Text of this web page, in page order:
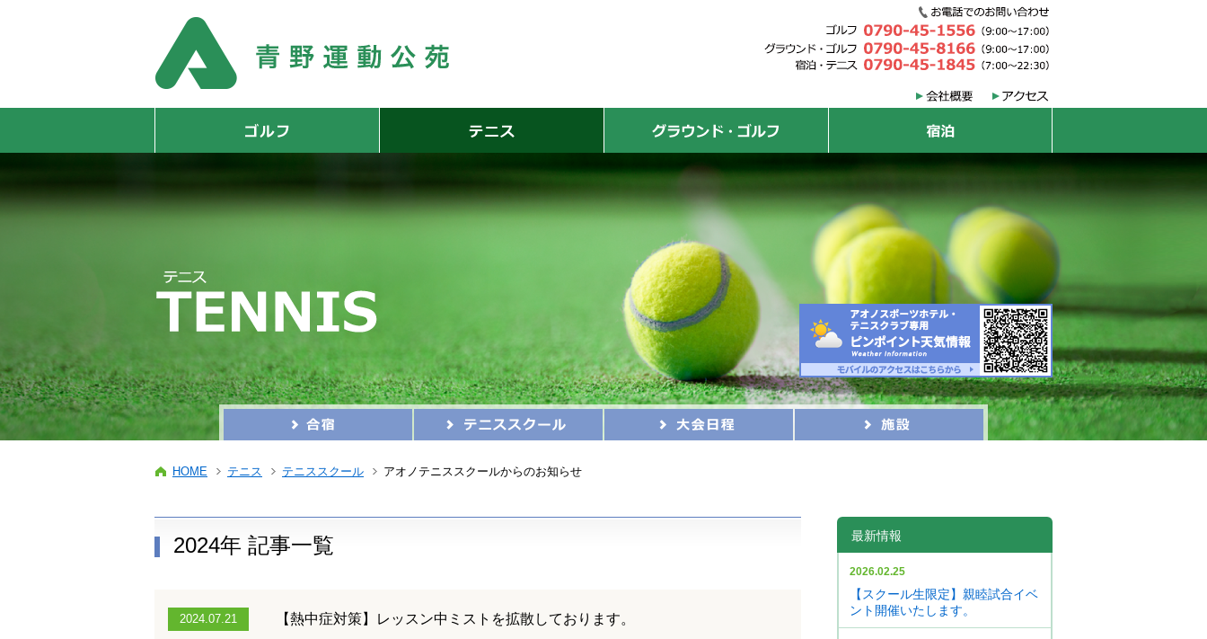
HOME テニス テニススクール アオノテニススクールからのお知らせ
2024年 記事一覧
2024.07.21 【熱中症対策】レッスン中ミストを拡散しております。
最新情報
2026.02.25
【スクール生限定】親睦試合イベ
ント開催いたします。